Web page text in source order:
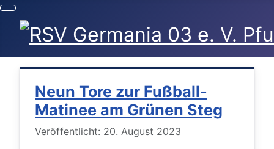
Neun Tore zur Fußball-
Matinee am Grünen Steg
Details
Veröffentlicht: 20. August 2023